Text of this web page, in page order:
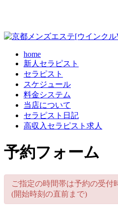
home
新人セラピスト
セラピスト
スケジュール
料金システム
当店について
セラピスト日記
高収入セラピスト求人
予約フォーム
ご指定の時間帯は予約の受付
(開始時刻の直前まで)